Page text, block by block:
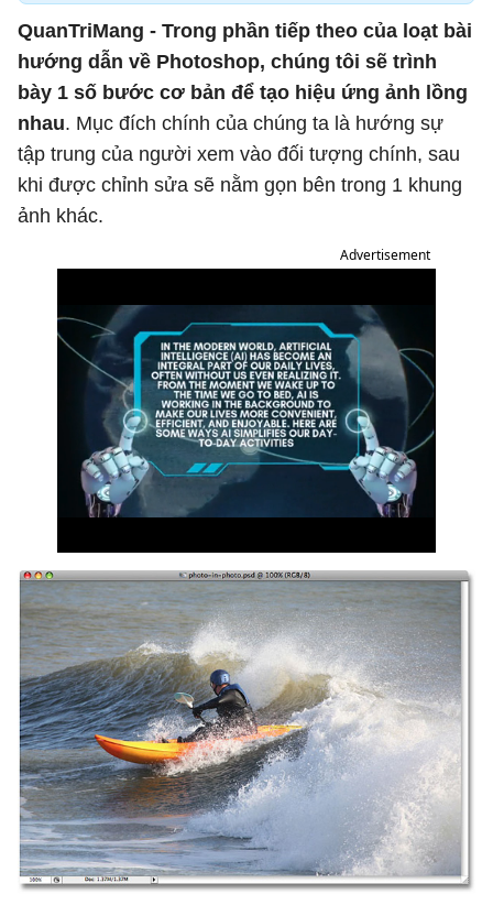
QuanTriMang - Trong phần tiếp theo của loạt bài
hướng dẫn về Photoshop, chúng tôi sẽ trình
bày 1 số bước cơ bản để tạo hiệu ứng ảnh lồng
nhau. Mục đích chính của chúng ta là hướng sự
tập trung của người xem vào đối tượng chính, sau
khi được chỉnh sửa sẽ nằm gọn bên trong 1 khung
ảnh khác.
Advertisement